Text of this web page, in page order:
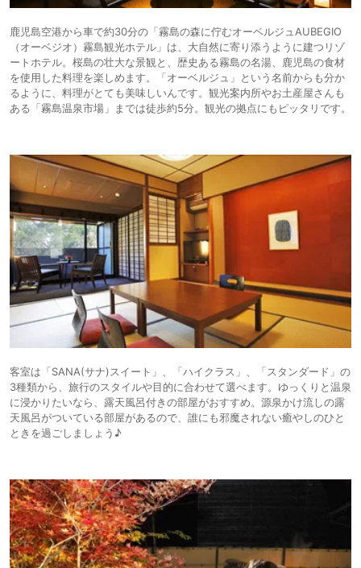
鹿児島空港から車で約30分の「霧島の森に佇むオーベルジュAUBEGIO
（オーベジオ）霧島観光ホテル」は、大自然に寄り添うように建つリゾ
ートホテル。桜島の壮大な景観と、歴史ある霧島の名湯、鹿児島の食材
を使用した料理を楽しめます。「オーベルジュ」という名前からも分か
るように、料理がとても美味しいんです。観光案内所やお土産屋さんも
ある「霧島温泉市場」までは徒歩約5分。観光の拠点にもピッタリです。
客室は「SANA(サナ)スイート」、「ハイクラス」、「スタンダード」の
3種類から、旅行のスタイルや目的に合わせて選べます。ゆっくりと温泉
に浸かりたいなら、露天風呂付きの部屋がおすすめ。源泉かけ流しの露
天風呂がついている部屋があるので、誰にも邪魔されない癒やしのひと
ときを過ごしましょう♪